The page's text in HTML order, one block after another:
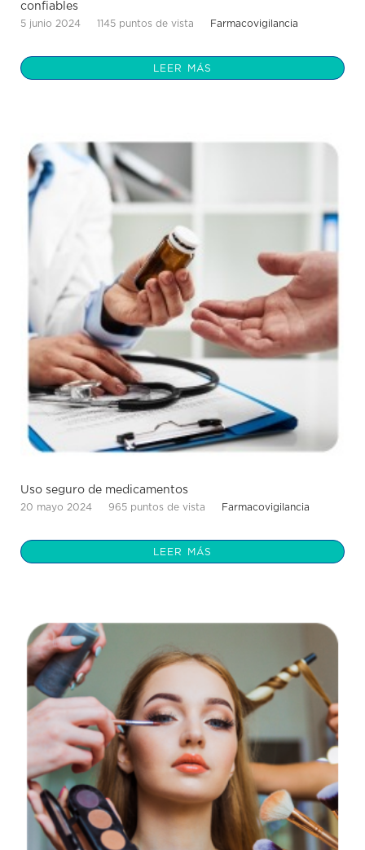
confiables
5 junio 2024 1145 puntos de vista Farmacovigilancia
LEER MÁS
Uso seguro de medicamentos
20 mayo 2024 965 puntos de vista Farmacovigilancia
LEER MÁS